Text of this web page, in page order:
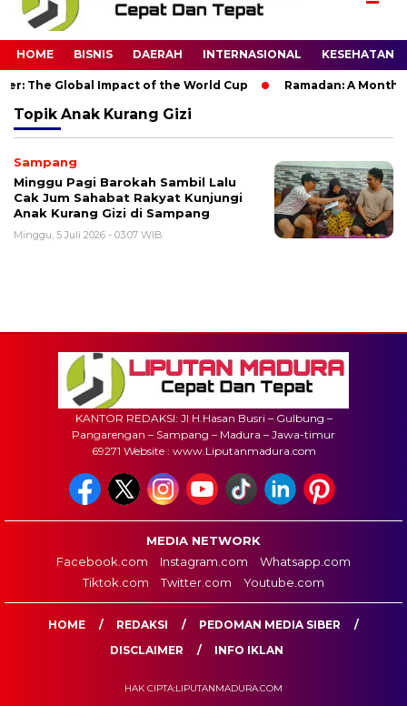
HOME BISNIS DAERAH INTERNASIONAL KESEHATAN
The Global Impact of the World Cup Ramadan: A Month
Topik Anak Kurang Gizi
Sampang
Minggu Pagi Barokah Sambil Lalu
Cak Jum Sahabat Rakyat Kunjungi
Anak Kurang Gizi di Sampang
Minggu, 5 Juli 2026 - 03:07 WIB
KANTOR REDAKSI: Jl H.Hasan Busri – Gulbung –
Pangarengan – Sampang – Madura – Jawa-timur
69271 Website : www.Liputanmadura.com
MEDIA NETWORK
Facebook.com
Instagram.com
Whatsapp.com
Tiktok.com
Twitter.com Youtube.com
HOME REDAKSI
PEDOMAN MEDIA SIBER
DISCLAIMER
INFO IKLAN
HAK CIPTA:LIPUTANMADURA.COM